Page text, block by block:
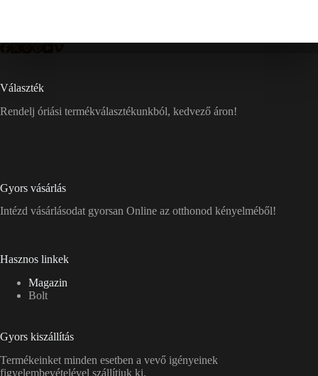
Választék
Rendelj óriási termékválasztékunkból, kedvező áron!
Gyors vásárlás
Intézd vásárlásodat gyorsan Online az otthonod kényelméből!
Hasznos linkek
Magazin
Bolt
Gyors kiszállítás
Termékeinket minden esetben a vevő igényeinek
figyelembevételével szállítjuk ki.